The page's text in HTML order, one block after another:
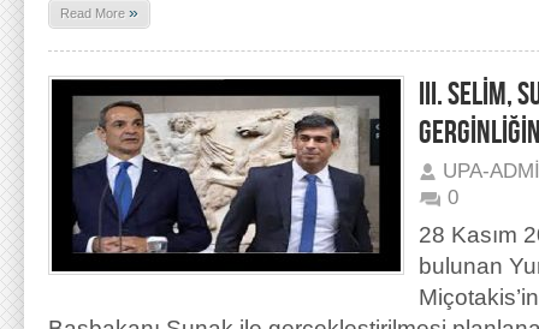
Read More »
III. SELİM,
UPA-
0
28 Kasım
bulunan